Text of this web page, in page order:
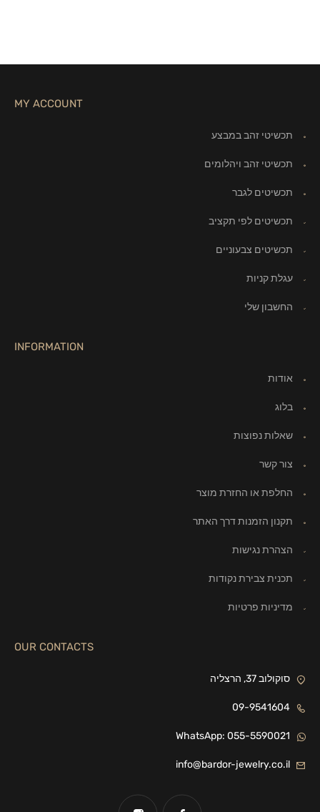
MY ACCOUNT
תכשיטי זהב במבצע
תכשיטי זהב ויהלומים
תכשיטים לגבר
תכשיטים לפי תקציב
תכשיטים צבעוניים
עגלת קניות
החשבון שלי
INFORMATION
אודות
בלוג
שאלות נפוצות
צור קשר
החלפת או החזרת מוצר
תקנון הזמנות דרך האתר
הצהרת נגישות
תכנית צבירת נקודות
מדיניות פרטיות
OUR CONTACTS
סוקולוב 37, הרצליה
09-9541604
WhatsApp: 055-5590021
info@bardor-jewelry.co.il